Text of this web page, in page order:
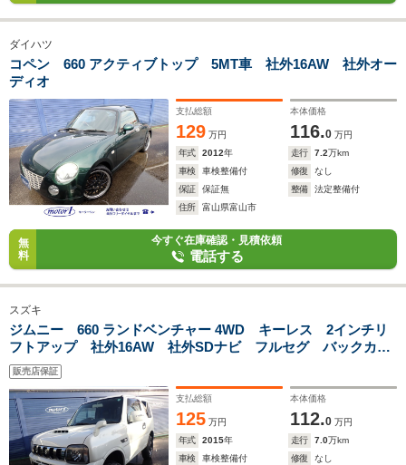
ダイハツ
コペン 660 アクティブトップ 5MT車 社外16AW 社外オー
ディオ
支払総額
129 万円
本体価格
116.0 万円
年式
2012年 走行 7.2万km
車検
車検整備付 修復
なし
保証
保証無 整備
法定整備付
住所
富山県富山市
無
料
今すぐ在庫確認・見積依頼
電話する
スズキ
ジムニー 660 ランドベンチャー 4WD キーレス 2インチリ
フトアップ 社外16AW 社外SDナビ フルセグ バックカメ
ラ DVD再生 シートヒーター 電格ミラー レザーシー
ト 社外LEDヘッドライト 中古スタッドレスタイヤAW4本付
販売店保証
支払総額
125 万円
本体価格
112.0 万円
年式
2015年 走行 7.0万km
車検
車検整備付 修復
なし